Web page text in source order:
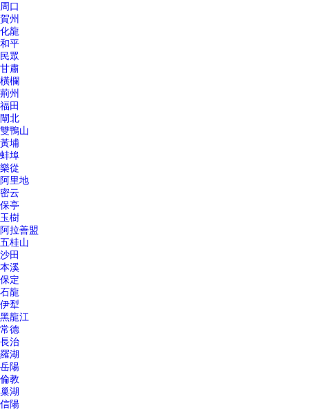
周口
賀州
化龍
和平
民眾
甘肅
橫欄
荊州
福田
閘北
雙鴨山
黃埔
蚌埠
樂從
阿里地
密云
保亭
玉樹
阿拉善盟
五桂山
沙田
本溪
保定
石龍
伊犁
黑龍江
常德
長治
羅湖
岳陽
倫教
巢湖
信陽